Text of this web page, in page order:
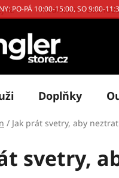
PO-PÁ 10:00-15:00, SO 9:00-
Hodnocení
Doplňky
/ Jak prát svetry, aby
svetry,